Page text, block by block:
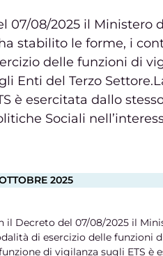
07/08/2025 il Ministero
stabilito le forme, i
delle funzioni di
Enti del Terzo
è esercitata dallo
Sociali
2025
il Decreto del 07/08/2025 il
di esercizio delle funzioni
di vigilanza sugli ETS è